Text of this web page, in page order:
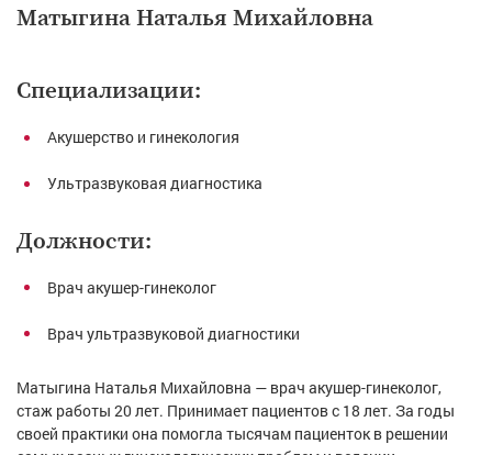
Матыгина Наталья Михайловна
Специализации:
Акушерство и гинекология
Ультразвуковая диагностика
Должности:
Врач акушер-гинеколог
Врач ультразвуковой диагностики
Матыгина Наталья Михайловна — врач акушер-гинеколог,
стаж работы 20 лет. Принимает пациентов с 18 лет. За годы
своей практики она помогла тысячам пациенток в решении